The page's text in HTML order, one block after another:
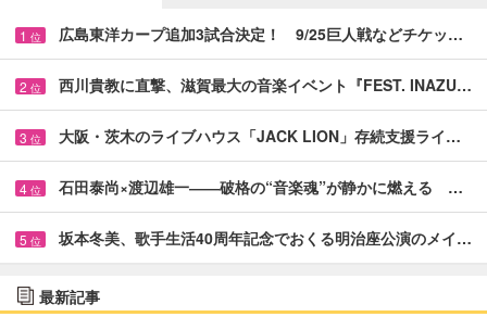
1 位 広島東洋カープ追加3試合決定！ 9/25巨人戦などチケッ…
2 位 西川貴教に直撃、滋賀最大の音楽イベント『FEST. INAZU…
3 位 大阪・茨木のライブハウス「JACK LION」存続支援ライ…
4 位 石田泰尚×渡辺雄一――破格の“音楽魂”が静かに燃える …
5 位 坂本冬美、歌手生活40周年記念でおくる明治座公演のメイ…
最新記事